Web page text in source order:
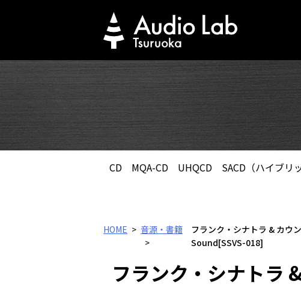
CD MQA-CD UHQCD SACD（ハイブリ
HOME 音源・書籍
フランク・シナトラ & カ
Sound[SSVS-018]
フランク・シナトラ